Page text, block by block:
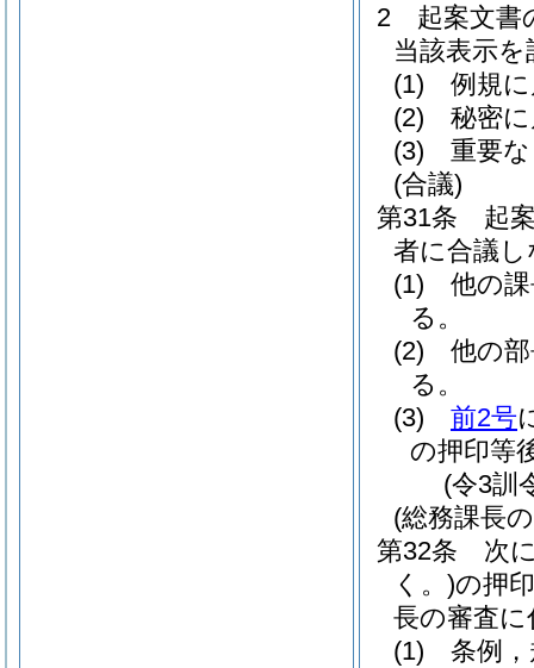
2
起案文書
当該表示
(1)
例規
(2)
秘密
(3)
重要
(合議)
第31条
起
者に合議
(1)
他の
る。
(2)
他の
る。
(3)
前2号
の押印等
(令3訓
(総務課長
第32条
次
く。)の押
長の審査
(1)
条例